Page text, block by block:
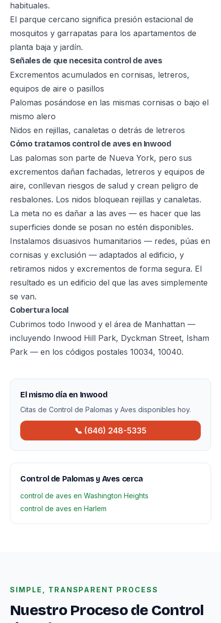
habituales.
El parque cercano significa presión estacional de
mosquitos y garrapatas para los apartamentos de
planta baja y jardín.
Señales de que necesita control de aves
Excrementos acumulados en cornisas, letreros,
equipos de aire o pasillos
Palomas posándose en las mismas cornisas o bajo el
mismo alero
Nidos en rejillas, canaletas o detrás de letreros
Cómo tratamos control de aves en Inwood
Las palomas son parte de Nueva York, pero sus
excrementos dañan fachadas, letreros y equipos de
aire, conllevan riesgos de salud y crean peligro de
resbalones. Los nidos bloquean rejillas y canaletas.
La meta no es dañar a las aves — es hacer que las
superficies donde se posan no estén disponibles.
Instalamos disuasivos humanitarios — redes, púas en
cornisas y exclusión — adaptados al edificio, y
retiramos nidos y excrementos de forma segura. El
resultado es un edificio del que las aves simplemente
se van.
Cobertura local
Cubrimos todo Inwood y el área de Manhattan —
incluyendo Inwood Hill Park, Dyckman Street, Isham
Park — en los códigos postales 10034, 10040.
El mismo día en Inwood
Citas de Control de Palomas y Aves disponibles hoy.
📞 (646) 248-5335
Control de Palomas y Aves cerca
control de aves en Washington Heights
control de aves en Harlem
SIMPLE, TRANSPARENT PROCESS
Nuestro Proceso de Control